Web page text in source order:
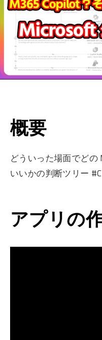
概要
どういった場面でど
いいかの判断ツリー
アプリの